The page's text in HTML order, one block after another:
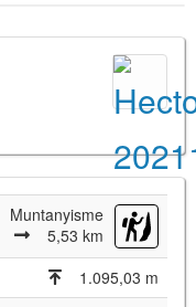
Muntanyisme
5,53 km
1.095,03 m